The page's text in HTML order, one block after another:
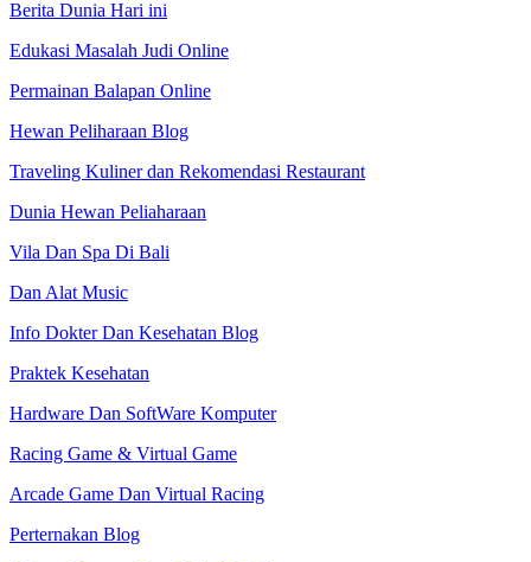
Berita Dunia Hari ini
Edukasi Masalah Judi Online
Permainan Balapan Online
Hewan Peliharaan Blog
Traveling Kuliner dan Rekomendasi Restaurant
Dunia Hewan Peliaharaan
Vila Dan Spa Di Bali
Dan Alat Music
Info Dokter Dan Kesehatan Blog
Praktek Kesehatan
Hardware Dan SoftWare Komputer
Racing Game & Virtual Game
Arcade Game Dan Virtual Racing
Perternakan Blog